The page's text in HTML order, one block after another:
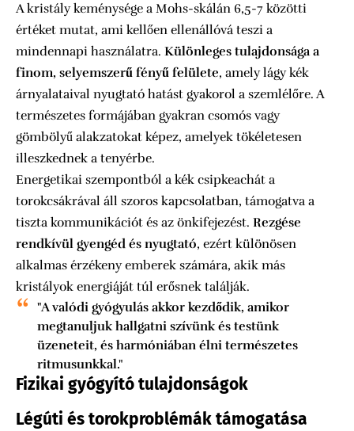
A kristály keménysége a Mohs-skálán 6,5-7 közötti
értéket mutat, ami kellően ellenállóvá teszi a
mindennapi használatra. Különleges tulajdonsága a
finom, selyemszerű fényű felülete, amely lágy kék
árnyalataival nyugtató hatást gyakorol a szemlélőre. A
természetes formájában gyakran csomós vagy
gömbölyű alakzatokat képez, amelyek tökéletesen
illeszkednek a tenyérbe.
Energetikai szempontból a kék csipkeachát a
torokcsákrával áll szoros kapcsolatban, támogatva a
tiszta kommunikációt és az önkifejezést. Rezgése
rendkívül gyengéd és nyugtató, ezért különösen
alkalmas érzékeny emberek számára, akik más
kristályok energiáját túl erősnek találják.
"A valódi gyógyulás akkor kezdődik, amikor
megtanuljuk hallgatni szívünk és testünk
üzeneteit, és harmóniában élni természetes
ritmusunkkal."
Fizikai gyógyító tulajdonságok
Légúti és torokproblémák támogatása